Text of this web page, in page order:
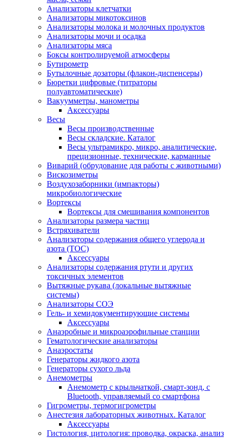
Анализаторы клетчатки
Анализаторы микотоксинов
Анализаторы молока и молочных продуктов
Анализаторы мочи и осадка
Анализаторы мяса
Боксы контролируемой атмосферы
Бутирометр
Бутылочные дозаторы (флакон-диспенсеры)
Бюретки цифровые (титраторы
полуавтоматические)
Вакуумметры, манометры
Аксессуары
Весы
Весы производственные
Весы складские. Каталог
Весы ультрамикро, микро, аналитические,
прецизионные, технические, карманные
Виварий (обрудование для работы с животными)
Вискозиметры
Воздухозаборники (импакторы)
микробиологические
Вортексы
Вортексы для смешивания компонентов
Анализаторы размера частиц
Встряхиватели
Анализаторы содержания общего углерода и
азота (ТОС)
Аксессуары
Анализаторы содержания ртути и других
токсичных элементов
Вытяжные рукава (локальные вытяжные
системы)
Анализаторы СОЭ
Гель- и хемидокументирующие системы
Аксессуары
Анаэробные и микроаэрофильные станции
Гематологические анализаторы
Анаэростаты
Генераторы жидкого азота
Генераторы сухого льда
Анемометры
Анемометр с крыльчаткой, смарт-зонд, с
Bluetooth, управляемый со смартфона
Гигрометры, термогигрометры
Анестезия лабораторных животных. Каталог
Аксессуары
Гистология, цитология: проводка, окраска, анализ